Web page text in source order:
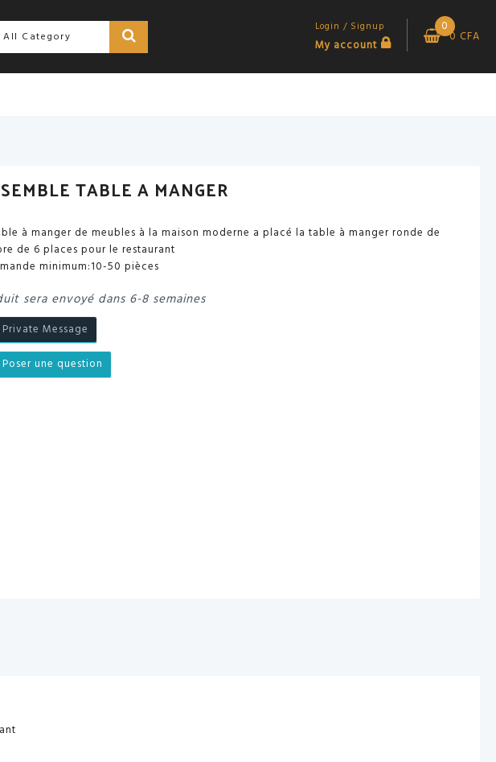
Login / Signup
My account
0
0 CFA
TABLE A MANGER
à manger de meubles à la maison moderne a placé la table à manger ronde de
de 6 places pour le restaurant
minimum:10-50 pièces
sera envoyé dans 6-8 semaines
Private Message
Poser une question